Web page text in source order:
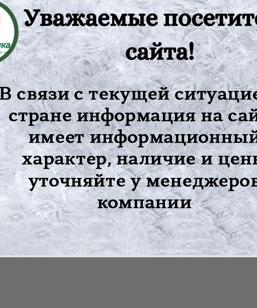
черноплодной, плоды софоры японской, плоды шиповника, трава
средства, укрепляющего и восстанавливающего стенки кровеносных
отложений в стенках сосудов, снижению концентрации
механизм защиты человека от разрушительного воздействия
увеличивая доступ кислорода и необходимых
20 шт. по 2,0 гр.
функционального состояния опорно-двигательного аппарата